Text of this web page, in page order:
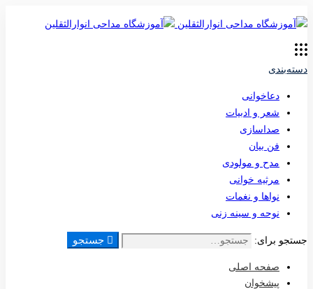
دسته‌بندی
دعاخوانی
شعر و ادبیات
صداسازی
فن بیان
مدح و مولودی
مرثیه خوانی
نواها و نغمات
نوحه و سینه زنی
جستجو برای: جستجو
صفحه اصلی
پیشخوان